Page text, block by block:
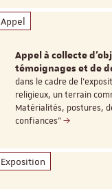
Appel
Appel à collecte
témoignages et de
dans le cadre de
religieux, un terrain
Matérialités, postures,
confiances"
Exposition